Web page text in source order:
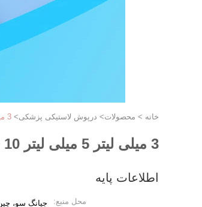
خانه > محصولات> درپوش لاستیکی پزشکی> 3 میلی لیتر 5 میلی لیتر 10 میلی لیتر سرنگ پیستونی لاستیکی بدون لاتکس
3 میلی لیتر 5 میلی لیتر 10 میلی لیتر سرنگ پیستونی لاستیکی بدون لاتکس
اطلاعات پایه
محل منبع: جیانگ سو،